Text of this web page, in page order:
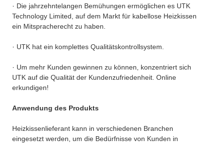
· Die jahrzehntelangen Bemühungen ermöglichen es UTK
Technology Limited, auf dem Markt für kabellose Heizkissen
ein Mitspracherecht zu haben.
· UTK hat ein komplettes Qualitätskontrollsystem.
· Um mehr Kunden gewinnen zu können, konzentriert sich
UTK auf die Qualität der Kundenzufriedenheit. Online
erkundigen!
Anwendung des Produkts
Heizkissenlieferant kann in verschiedenen Branchen
eingesetzt werden, um die Bedürfnisse von Kunden in